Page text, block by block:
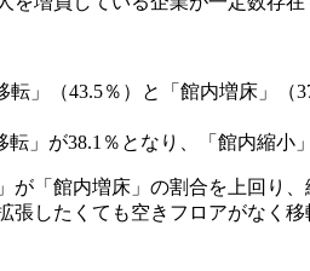
」（43.5％）と「館内増床」
」が38.1％となり、「館内縮小
が「館内増床」の割合を上回り
張したくても空きフロアがなく